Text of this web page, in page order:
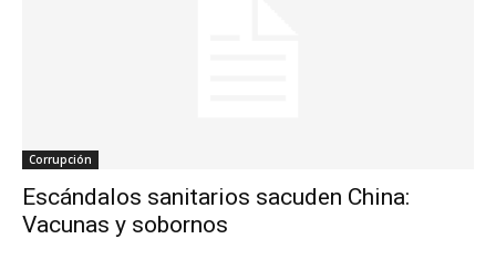
Corrupción
Escándalos sanitarios sacuden China:
Vacunas y sobornos